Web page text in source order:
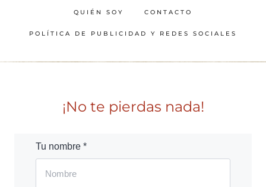
QUIÉN SOY CONTACTO
POLÍTICA DE PUBLICIDAD Y REDES SOCIALES
¡No te pierdas nada!
Tu nombre *